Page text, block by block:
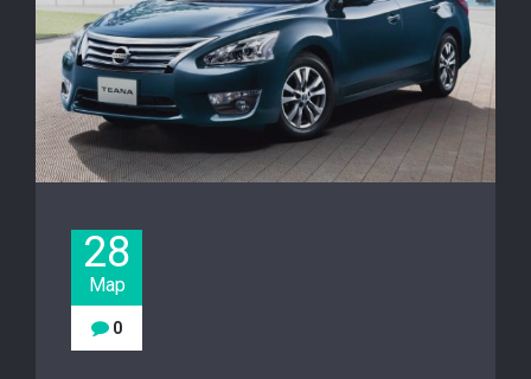
28
Мар
0